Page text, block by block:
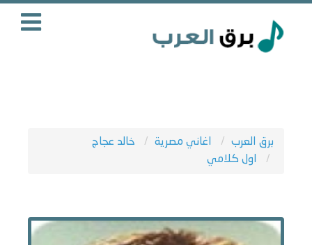
برق العرب اغاني مصرية
خالد عجاج
اول كلامي